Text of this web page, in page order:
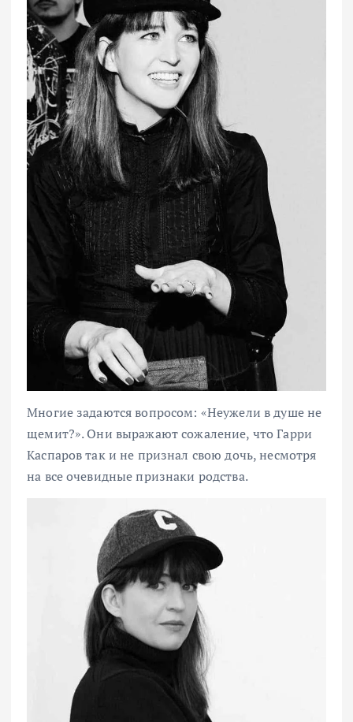
Многие задаются вопросом: «Неужели в душе не
щемит?». Они выражают сожаление, что Гарри
Каспаров так и не признал свою дочь, несмотря
на все очевидные признаки родства.